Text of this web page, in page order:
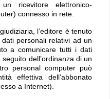
ricevitore elettronico-
connesso in rete.
l’editore è tenuto
personali relativi ad un
a comunicare tutti i dati
dell’ordinanza di un
personal computer può
effettiva dell’abbonato
a Internet).